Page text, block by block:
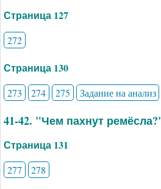
Страница 127
272
Страница 130
273 274 275 Задание на анализ
41-42. "Чем пахнут
Страница 131
277 278